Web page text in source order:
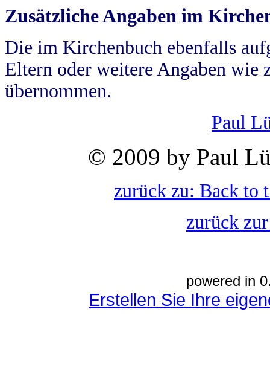
Zusätzliche Angaben im
Die im Kirchenbuch ebenfalls
Eltern oder weitere Angaben wie
übernommen.
Paul
© 2009 by Paul
zurück zu: Back to
zurück
powered in
Erstellen Sie Ihre